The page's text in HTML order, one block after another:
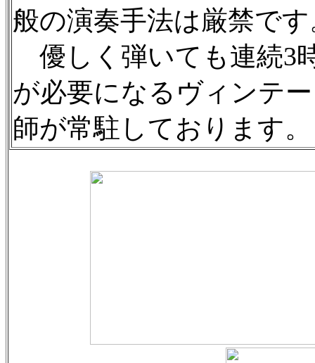
般の演奏手法は厳禁で
優しく弾いても連続3
が必要になるヴィンテ
師が常駐しております。